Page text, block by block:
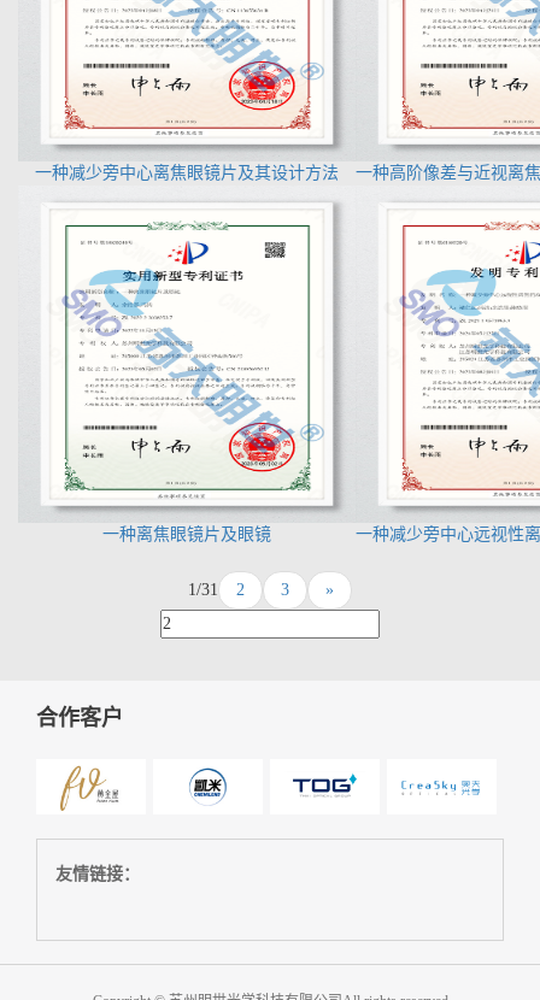
一种减少旁中心离焦眼镜片及其设计方法 一种高阶像差与近视离
一种离焦眼镜片及眼镜 一种减少旁中心远视性
1/31 2 3 »
合作客户
友情链接：